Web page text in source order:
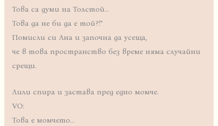
Това са думи на Толстой…
Това да не би да е той?!”
Помисли си Ана и започна да усеща,
че в това пространство без време няма случайни
срещи.
Лили спира и застава пред едно момче.
VO:
Това е момчето…